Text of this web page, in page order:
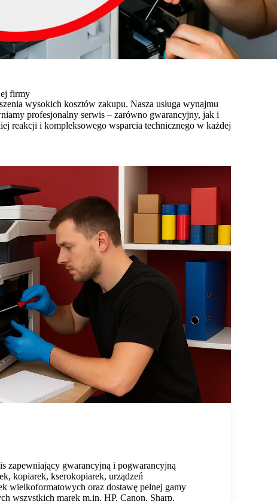
firmy
wysokich kosztów zakupu. Nasza usługa wynajmu
profesjonalny serwis – zarówno gwarancyjny, jak i
reakcji i kompleksowego wsparcia technicznego w każdej
zapewniający gwarancyjną i pogwarancyjną
kopiarek, kserokopiarek, urządzeń
wielkoformatowych oraz dostawę pełnej gamy
wszystkich marek m.in. HP, Canon, Sharp,